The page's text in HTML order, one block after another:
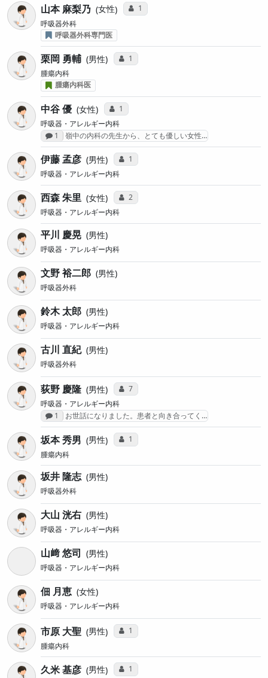
山本 麻梨乃 女性 コミュニケーション・タイプ投票数
1
呼吸器外科
呼吸器外科専門医
栗岡 勇輔 男性 コミュニケーション・タイプ投票数
1
腫瘍内科
腫瘍内科医
中谷 優 女性 コミュニケーション・タイプ投票数
1
呼吸器・アレルギー内科
感想投稿数
1 嶺中の内科の先生から、とても優しい女性…
伊藤 孟彦 男性 コミュニケーション・タイプ投票数
1
呼吸器・アレルギー内科
西森 朱里 女性 コミュニケーション・タイプ投票数
2
呼吸器・アレルギー内科
平川 慶晃 男性
呼吸器・アレルギー内科
文野 裕二郎 男性
呼吸器外科
鈴木 太郎 男性
呼吸器・アレルギー内科
古川 直紀 男性
呼吸器外科
荻野 慶隆 男性 コミュニケーション・タイプ投票数
7
呼吸器・アレルギー内科
感想投稿数
1 お世話になりました。患者と向き合ってく…
坂本 秀男 男性 コミュニケーション・タイプ投票数
1
腫瘍内科
坂井 隆志 男性
呼吸器外科
大山 洸右 男性
呼吸器・アレルギー内科
山﨑 悠司 男性
呼吸器・アレルギー内科
佃 月恵 女性
呼吸器・アレルギー内科
市原 大聖 男性 コミュニケーション・タイプ投票数
1
腫瘍内科
久米 基彦 男性 コミュニケーション・タイプ投票数
1